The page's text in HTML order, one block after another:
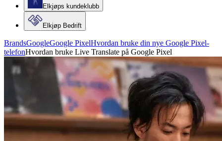
Elkjøps kundeklubb
Elkjøp Bedrift
BrandsGoogleGoogle PixelHvordan bruke din nye Google Pixel-
telefonHvordan bruke Live Translate på Google Pixel